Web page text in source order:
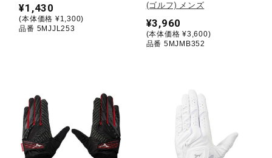
サポーター
ジュニア／キッズ
¥1,430
(本体価格 ¥1,300)
品番 5MJJL253
(ゴルフ) メンズ
¥3,960
(本体価格 ¥3,600)
品番 5MJMB352